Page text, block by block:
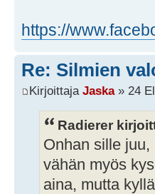
https://
Re: Silmien
Kirjoittaja Jaska» 24
Radierer
Onhan sille
vähän myös
aina, mutta